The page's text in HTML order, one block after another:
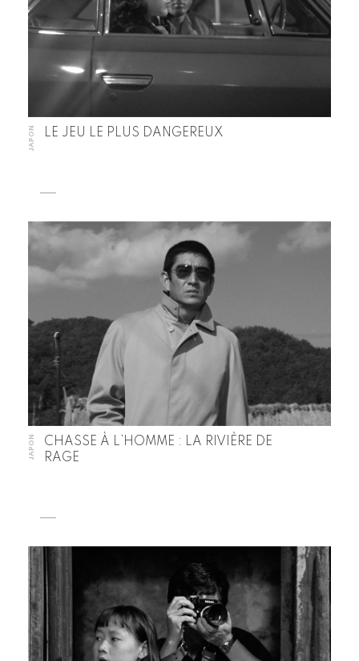
JAPON LE JEU LE PLUS DANGEREUX
JAPON
CHASSE À L’HOMME : LA RIVIÈRE DE
RAGE